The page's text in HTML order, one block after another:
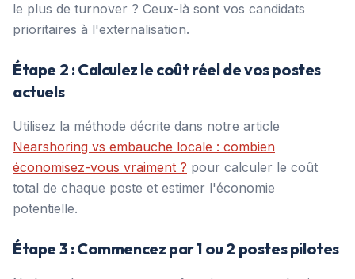
le plus de turnover ? Ceux-là sont vos candidats
prioritaires à l'externalisation.
Étape 2 : Calculez le coût réel de vos postes
actuels
Utilisez la méthode décrite dans notre article
Nearshoring vs embauche locale : combien
économisez-vous vraiment ? pour calculer le coût
total de chaque poste et estimer l'économie
potentielle.
Étape 3 : Commencez par 1 ou 2 postes pilotes